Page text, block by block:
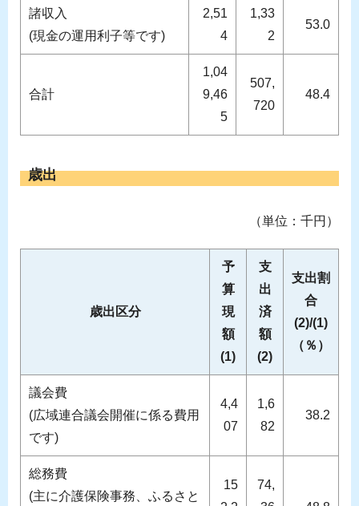
諸収入
(現金の運用利子等です)
2,51
4
1,33
2
53.0
合計
1,04
9,46
5
507,
720
48.4
歳出
（単位：千円）
歳出区分
予
算
現
額
(1)
支
出
済
額
(2)
支出割
合
(2)/(1)
（％）
議会費
(広域連合議会開催に係る費用
です)
4,4
07
1,6
82
38.2
総務費
(主に介護保険事務、ふるさと
15
74,